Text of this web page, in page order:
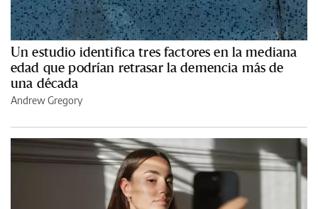
Un estudio identifica tres factores en la mediana
edad que podrían retrasar la demencia más de
una década
Andrew Gregory